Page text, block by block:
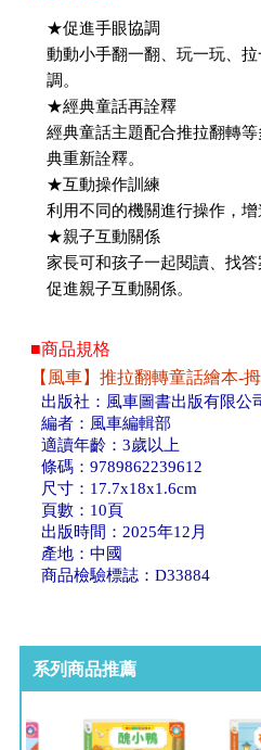
★促進手眼協調
動動小手翻一翻、玩一玩、
調。
★經典童話再詮釋
經典童話主題配合推拉翻轉
典重新詮釋。
★互動操作訓練
利用不同的機關進行操作，增
★親子互動關係
家長可和孩子一起閱讀、找
促進親子互動關係。
■商品規格
【風車】推拉翻轉童話繪本-
出版社：風車圖書出版有限公
編者：風車編輯部
適讀年齡：3歲以上
條碼：9789862239612
尺寸：17.7x18x1.6cm
頁數：10頁
出版時間：2025年12月
產地：中國
商品檢驗標誌：D33884
系列商品推薦